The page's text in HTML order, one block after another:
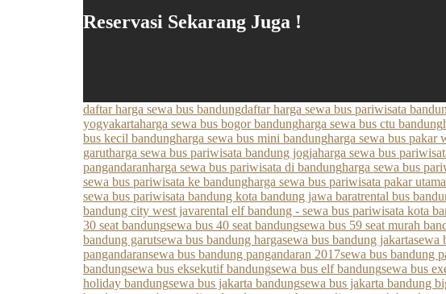
Reservasi Sekarang Juga !
daftar harga sewa bus bandungdaftar harga sewa bus pariwisata
yogyakartaharga sewa bus bogor bandungharga sewa bus ctu bandung
bus kecil bandungharga sewa bus mini bandungharga sewa bus pakar
garutharga sewa bus pariwisata bandung jogjaharga sewa bus
pangandaranharga sewa bus pariwisata di bandungharga sewa bus
sewa bus pariwisata ke bandungharga sewa bus pariwisata pakar
sewa bus pariwisata bandung kota bandung jawa baratrental bus
bandung city west javarental elf bandung - sewa bus pariwisata kota
30 seat bandungsewa bus 40 seat bandungsewa bus 59 seat murah
bandung garutsewa bus bandung hargasewa bus bandung jakartasewa
pangandaransewa bus bandung pangandaran 2017sewa bus bandung
bandungsewa bus eksekutif bandungsewa bus elf bandungsewa bus
holiday bandungsewa bus jakarta bandungsewa bus jakarta bandung